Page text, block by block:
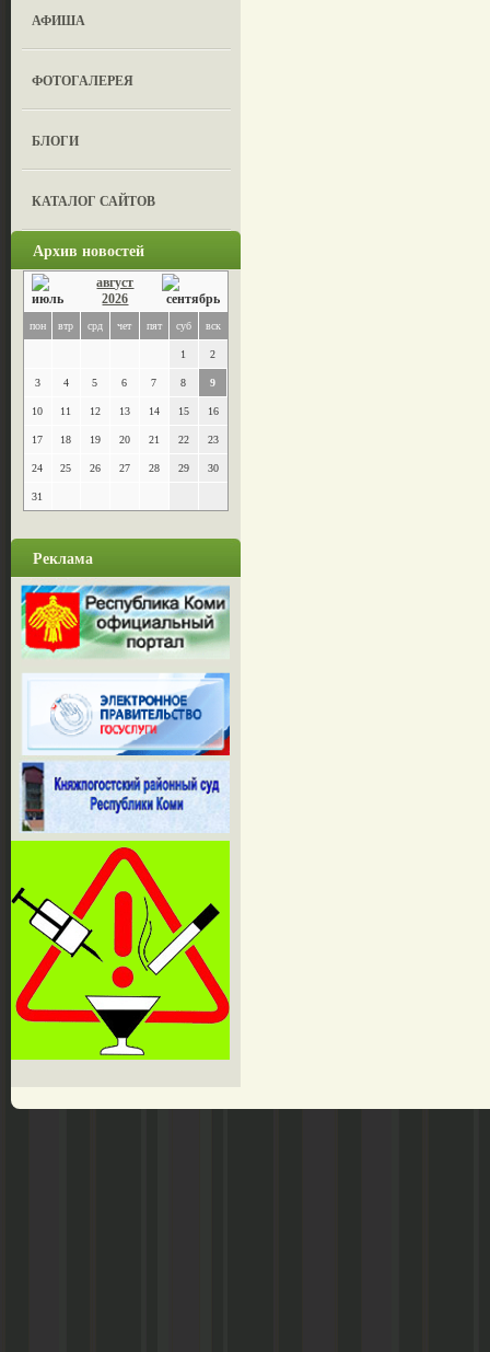
АФИША
ФОТОГАЛЕРЕЯ
БЛОГИ
КАТАЛОГ САЙТОВ
Архив новостей
август
2026
пон втр срд чет пят суб вск
1 2
3 4 5 6 7 8 9
10 11 12 13 14 15 16
17 18 19 20 21 22 23
24 25 26 27 28 29 30
31
Реклама